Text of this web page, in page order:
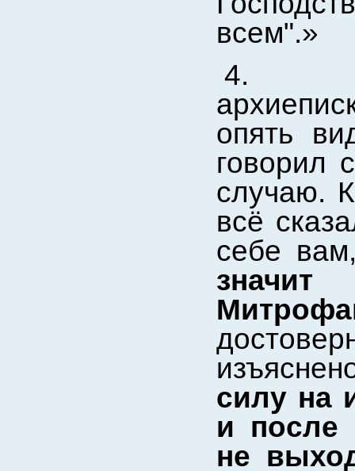
всем".»
4.
опять
говорил
случаю.
всё
себе
силу на
и после
не